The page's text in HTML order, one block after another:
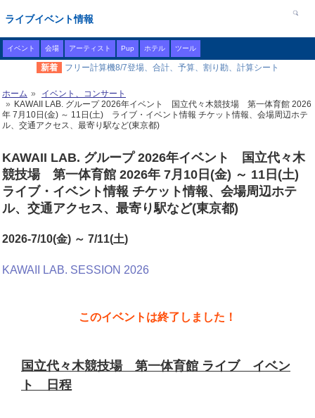
ライブイベント情報
イベント 会場 アーティスト Pup ホテル ツール
新着 フリー計算機8/7登場、合計、予算、割り勘、計算シート
ホーム
イベント、コンサート
KAWAII LAB. グループ 2026年イベント 国立代々木競技場 第一体育館 2026
年 7月10日(金) ～ 11日(土) ライブ・イベント情報 チケット情報、会場周辺ホテ
ル、交通アクセス、最寄り駅など(東京都)
KAWAII LAB. グループ 2026年イベント 国立代々木
競技場 第一体育館 2026年 7月10日(金) ～ 11日(土)
ライブ・イベント情報 チケット情報、会場周辺ホテ
ル、交通アクセス、最寄り駅など(東京都)
2026-7/10(金) ～ 7/11(土)
KAWAII LAB. SESSION 2026
このイベントは終了しました！
国立代々木競技場 第一体育館 ライブ イベン
ト 日程